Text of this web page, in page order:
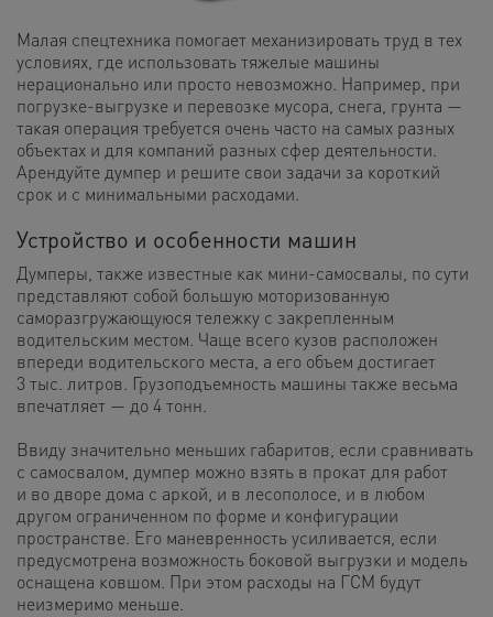
Малая спецтехника помогает механизировать труд в тех
условиях, где использовать тяжелые машины
нерационально или просто невозможно. Например, при
погрузке-выгрузке и перевозке мусора, снега, грунта —
такая операция требуется очень часто на самых разных
объектах и для компаний разных сфер деятельности.
Арендуйте думпер и решите свои задачи за короткий
срок и с минимальными расходами.
Устройство и особенности машин
Думперы, также известные как мини-самосвалы, по сути
представляют собой большую моторизованную
саморазгружающуюся тележку с закрепленным
водительским местом. Чаще всего кузов расположен
впереди водительского места, а его объем достигает
3 тыс. литров. Грузоподъемность машины также весьма
впечатляет — до 4 тонн.
Ввиду значительно меньших габаритов, если сравнивать
с самосвалом, думпер можно взять в прокат для работ
и во дворе дома с аркой, и в лесополосе, и в любом
другом ограниченном по форме и конфигурации
пространстве. Его маневренность усиливается, если
предусмотрена возможность боковой выгрузки и модель
оснащена ковшом. При этом расходы на ГСМ будут
неизмеримо меньше.